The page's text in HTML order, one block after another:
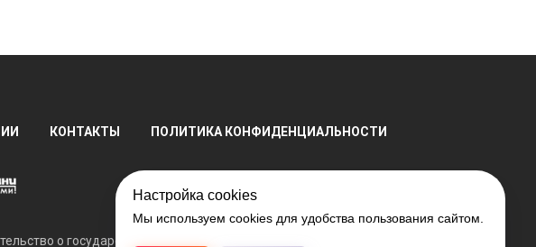
Настройка cookies
Мы используем cookies для удобства пользования сайтом.
КОНТАКТЫ ПОЛИТИКА КОНФИДЕНЦИАЛЬНОСТИ
о государственной регистрации № 791041099, выдано 28.04.2016